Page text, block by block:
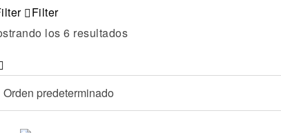
Filter
los 6 resultados